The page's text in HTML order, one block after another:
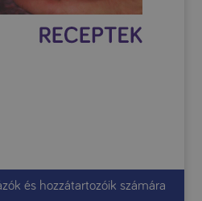
és hozzátartozóik számára